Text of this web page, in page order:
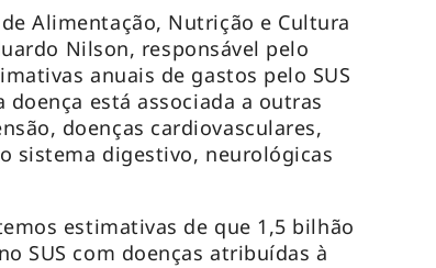
Alimentação, Nutrição e Cultura
Nilson, responsável pelo
anuais de gastos pelo SUS
está associada a outras
doenças cardiovasculares,
sistema digestivo, neurológicas
estimativas de que 1,5 bilhão
SUS com doenças atribuídas à